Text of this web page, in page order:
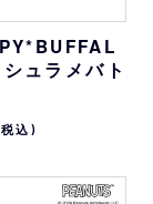
ュラメバト
込)